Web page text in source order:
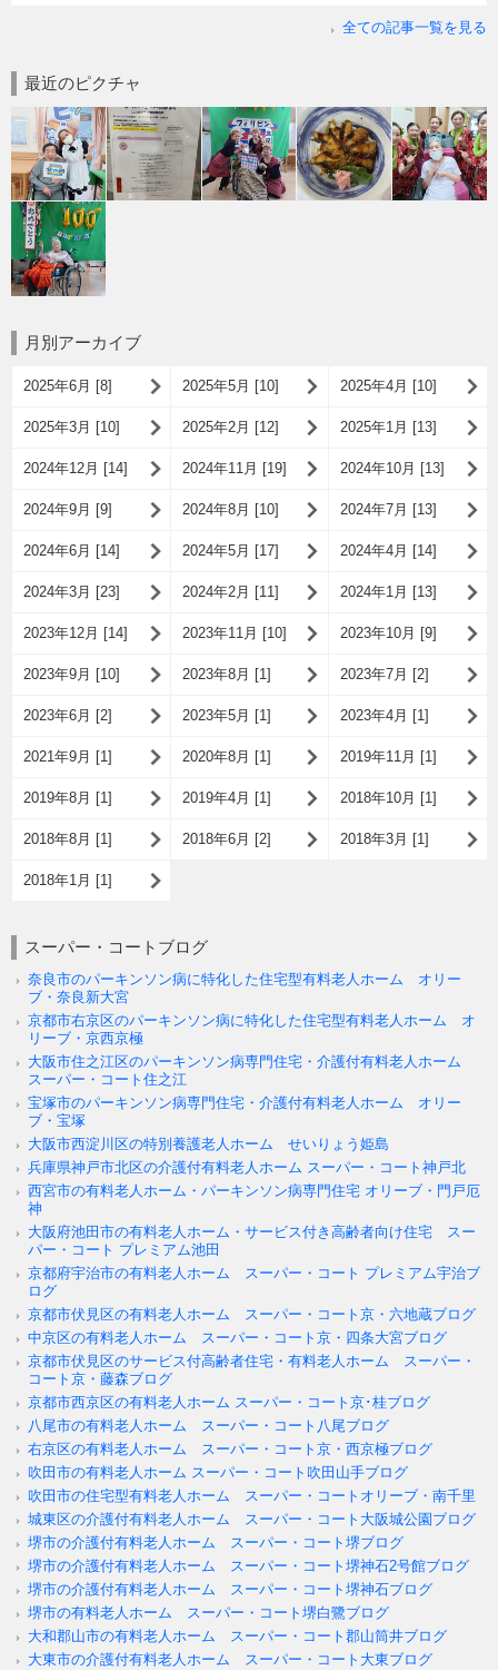
全ての記事一覧を見る
最近のピクチャ
月別アーカイブ
2025年6月 [8] 2025年5月 [10] 2025年4月 [10]
2025年3月 [10] 2025年2月 [12] 2025年1月 [13]
2024年12月 [14] 2024年11月 [19] 2024年10月 [13]
2024年9月 [9] 2024年8月 [10] 2024年7月 [13]
2024年6月 [14] 2024年5月 [17] 2024年4月 [14]
2024年3月 [23] 2024年2月 [11] 2024年1月 [13]
2023年12月 [14] 2023年11月 [10] 2023年10月 [9]
2023年9月 [10] 2023年8月 [1] 2023年7月 [2]
2023年6月 [2] 2023年5月 [1] 2023年4月 [1]
2021年9月 [1] 2020年8月 [1] 2019年11月 [1]
2019年8月 [1] 2019年4月 [1] 2018年10月 [1]
2018年8月 [1] 2018年6月 [2] 2018年3月 [1]
2018年1月 [1]
スーパー・コートブログ
奈良市のパーキンソン病に特化した住宅型有料老人ホーム オリー
ブ・奈良新大宮
京都市右京区のパーキンソン病に特化した住宅型有料老人ホーム オ
リーブ・京西京極
大阪市住之江区のパーキンソン病専門住宅・介護付有料老人ホーム
スーパー・コート住之江
宝塚市のパーキンソン病専門住宅・介護付有料老人ホーム オリー
ブ・宝塚
大阪市西淀川区の特別養護老人ホーム せいりょう姫島
兵庫県神戸市北区の介護付有料老人ホーム スーパー・コート神戸北
西宮市の有料老人ホーム・パーキンソン病専門住宅 オリーブ・門戸厄
神
大阪府池田市の有料老人ホーム・サービス付き高齢者向け住宅 スー
パー・コート プレミアム池田
京都府宇治市の有料老人ホーム スーパー・コート プレミアム宇治ブ
ログ
京都市伏見区の有料老人ホーム スーパー・コート京・六地蔵ブログ
中京区の有料老人ホーム スーパー・コート京・四条大宮ブログ
京都市伏見区のサービス付高齢者住宅・有料老人ホーム スーパー・
コート京・藤森ブログ
京都市西京区の有料老人ホーム スーパー・コート京･桂ブログ
八尾市の有料老人ホーム スーパー・コート八尾ブログ
右京区の有料老人ホーム スーパー・コート京・西京極ブログ
吹田市の有料老人ホーム スーパー・コート吹田山手ブログ
吹田市の住宅型有料老人ホーム スーパー・コートオリーブ・南千里
城東区の介護付有料老人ホーム スーパー・コート大阪城公園ブログ
堺市の介護付有料老人ホーム スーパー・コート堺ブログ
堺市の介護付有料老人ホーム スーパー・コート堺神石2号館ブログ
堺市の介護付有料老人ホーム スーパー・コート堺神石ブログ
堺市の有料老人ホーム スーパー・コート堺白鷺ブログ
大和郡山市の有料老人ホーム スーパー・コート郡山筒井ブログ
大東市の介護付有料老人ホーム スーパー・コート大東ブログ